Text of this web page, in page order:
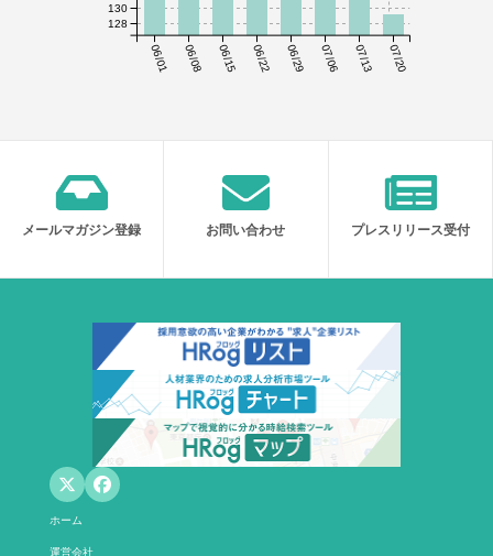
06/01 06/08 06/15 06/22 06/29 07/06 07/13 07/20
128
130
メールマガジン登録 お問い合わせ プレスリリース受付
ホーム
運営会社